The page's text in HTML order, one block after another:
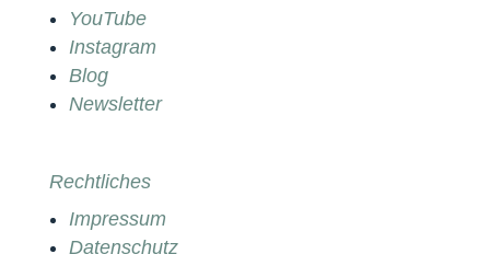
YouTube
Instagram
Blog
Newsletter
Rechtliches
Impressum
Datenschutz